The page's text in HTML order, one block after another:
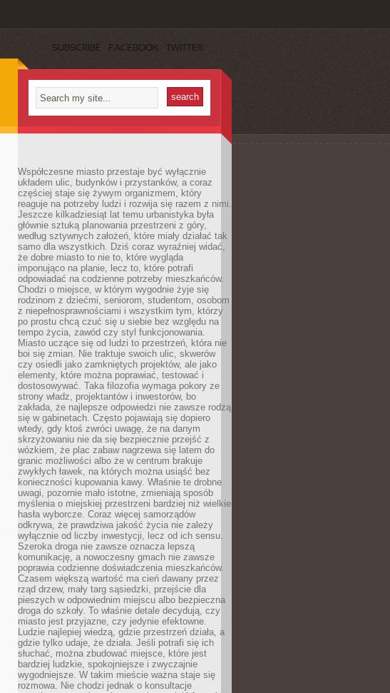
SUBSCRIBE FACEBOOK TWITTER
Współczesne miasto przestaje być wyłącznie
układem ulic, budynków i przystanków, a coraz
częściej staje się żywym organizmem, który
reaguje na potrzeby ludzi i rozwija się razem z nimi.
Jeszcze kilkadziesiąt lat temu urbanistyka była
głównie sztuką planowania przestrzeni z góry,
według sztywnych założeń, które miały działać tak
samo dla wszystkich. Dziś coraz wyraźniej widać,
że dobre miasto to nie to, które wygląda
imponująco na planie, lecz to, które potrafi
odpowiadać na codzienne potrzeby mieszkańców.
Chodzi o miejsce, w którym wygodnie żyje się
rodzinom z dziećmi, seniorom, studentom, osobom
z niepełnosprawnościami i wszystkim tym, którzy
po prostu chcą czuć się u siebie bez względu na
tempo życia, zawód czy styl funkcjonowania.
Miasto uczące się od ludzi to przestrzeń, która nie
boi się zmian. Nie traktuje swoich ulic, skwerów
czy osiedli jako zamkniętych projektów, ale jako
elementy, które można poprawiać, testować i
dostosowywać. Taka filozofia wymaga pokory ze
strony władz, projektantów i inwestorów, bo
zakłada, że najlepsze odpowiedzi nie zawsze rodzą
się w gabinetach. Często pojawiają się dopiero
wtedy, gdy ktoś zwróci uwagę, że na danym
skrzyżowaniu nie da się bezpiecznie przejść z
wózkiem, że plac zabaw nagrzewa się latem do
granic możliwości albo że w centrum brakuje
zwykłych ławek, na których można usiąść bez
konieczności kupowania kawy. Właśnie te drobne
uwagi, pozornie mało istotne, zmieniają sposób
myślenia o miejskiej przestrzeni bardziej niż wielkie
hasła wyborcze. Coraz więcej samorządów
odkrywa, że prawdziwa jakość życia nie zależy
wyłącznie od liczby inwestycji, lecz od ich sensu.
Szeroka droga nie zawsze oznacza lepszą
komunikację, a nowoczesny gmach nie zawsze
poprawia codzienne doświadczenia mieszkańców.
Czasem większą wartość ma cień dawany przez
rząd drzew, mały targ sąsiedzki, przejście dla
pieszych w odpowiednim miejscu albo bezpieczna
droga do szkoły. To właśnie detale decydują, czy
miasto jest przyjazne, czy jedynie efektowne.
Ludzie najlepiej wiedzą, gdzie przestrzeń działa, a
gdzie tylko udaje, że działa. Jeśli potrafi się ich
słuchać, można zbudować miejsce, które jest
bardziej ludzkie, spokojniejsze i zwyczajnie
wygodniejsze. W takim mieście ważna staje się
rozmowa. Nie chodzi jednak o konsultacje